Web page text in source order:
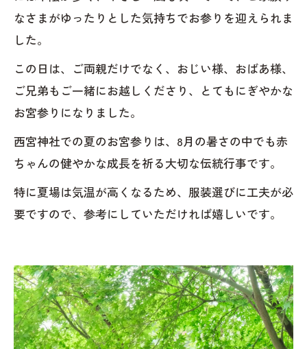
なさまがゆったりとした気持ちでお参りを迎えられま
した。
この日は、ご両親だけでなく、おじい様、おばあ様、
ご兄弟もご一緒にお越しくださり、とてもにぎやかな
お宮参りになりました。
西宮神社での夏のお宮参りは、8月の暑さの中でも赤
ちゃんの健やかな成長を祈る大切な伝統行事です。
特に夏場は気温が高くなるため、服装選びに工夫が必
要ですので、参考にしていただければ嬉しいです。